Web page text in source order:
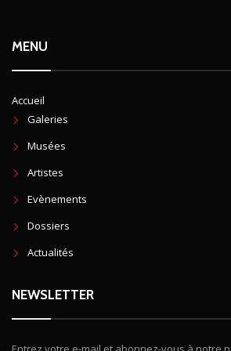
MENU
Accueil
Galeries
Musées
Artistes
Evènements
Dossiers
Actualités
NEWSLETTER